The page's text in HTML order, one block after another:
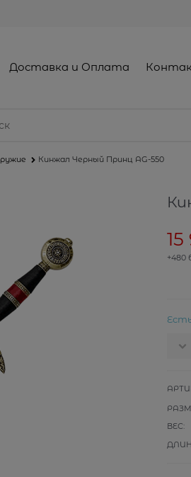
Доставка и Оплата
Кинжал Черный Принц AG-550
+480
ВЕС: